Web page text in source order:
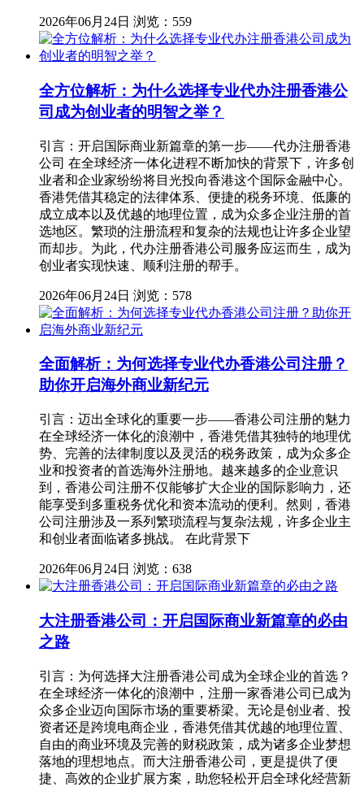
2026年06月24日 浏览：559
全方位解析：为什么选择专业代办注册香港公
司成为创业者的明智之举？
引言：开启国际商业新篇章的第一步——代办注册香港
公司 在全球经济一体化进程不断加快的背景下，许多创
业者和企业家纷纷将目光投向香港这个国际金融中心。
香港凭借其稳定的法律体系、便捷的税务环境、低廉的
成立成本以及优越的地理位置，成为众多企业注册的首
选地区。繁琐的注册流程和复杂的法规也让许多企业望
而却步。为此，代办注册香港公司服务应运而生，成为
创业者实现快速、顺利注册的帮手。
2026年06月24日 浏览：578
全面解析：为何选择专业代办香港公司注册？
助你开启海外商业新纪元
引言：迈出全球化的重要一步——香港公司注册的魅力
在全球经济一体化的浪潮中，香港凭借其独特的地理优
势、完善的法律制度以及灵活的税务政策，成为众多企
业和投资者的首选海外注册地。越来越多的企业意识
到，香港公司注册不仅能够扩大企业的国际影响力，还
能享受到多重税务优化和资本流动的便利。然则，香港
公司注册涉及一系列繁琐流程与复杂法规，许多企业主
和创业者面临诸多挑战。 在此背景下
2026年06月24日 浏览：638
大注册香港公司：开启国际商业新篇章的必由
之路
引言：为何选择大注册香港公司成为全球企业的首选？
在全球经济一体化的浪潮中，注册一家香港公司已成为
众多企业迈向国际市场的重要桥梁。无论是创业者、投
资者还是跨境电商企业，香港凭借其优越的地理位置、
自由的商业环境及完善的财税政策，成为诸多企业梦想
落地的理想地点。而大注册香港公司，更是提供了便
捷、高效的企业扩展方案，助您轻松开启全球化经营新